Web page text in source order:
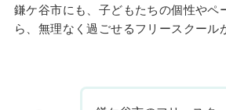
鎌ケ谷市にも、子どもたちの個性やペ
ら、無理なく過ごせるフリースクール